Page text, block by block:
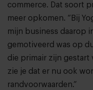
commerce. Dat soort
meer opkomen. “Bij
mijn business daarop
gemotiveerd was op
die primair zijn gestart
zie je dat er nu ook
randvoorwaarden.”